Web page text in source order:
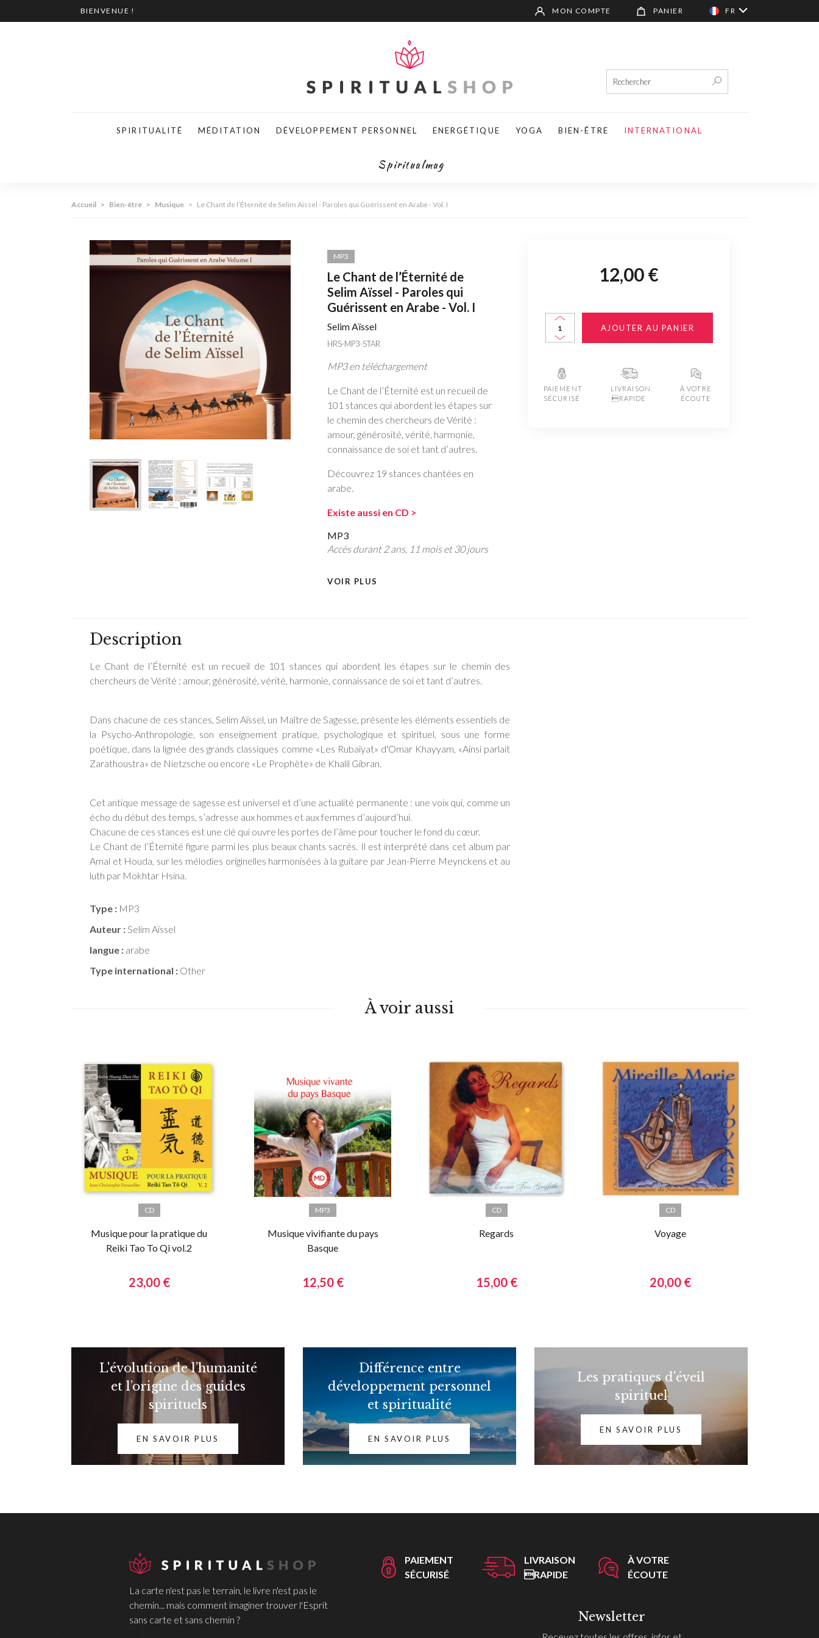
BIENVENUE ! MON COMPTE PANIER FR
SPIRITUALITÉ MÉDITATION DÉVELOPPEMENT PERSONNEL ENERGÉTIQUE YOGA BIEN-ÊTRE INTERNATIONAL
Spiritualmag
Accueil > Bien-être > Musique > Le Chant de l’Éternité de Selim Aïssel - Paroles qui Guérissent en Arabe - Vol. I
MP3
Le Chant de l’Éternité de
Selim Aïssel - Paroles qui
Guérissent en Arabe - Vol. I
Selim Aïssel
HRS-MP3-STAR
MP3 en téléchargement
Le Chant de l’Éternité est un recueil de
101 stances qui abordent les étapes sur
le chemin des chercheurs de Vérité :
amour, générosité, vérité, harmonie,
connaissance de soi et tant d’autres.
Découvrez 19 stances chantées en
arabe.
Existe aussi en CD >
MP3
Accès durant 2 ans, 11 mois et 30 jours
VOIR PLUS
12,00 €
AJOUTER AU PANIER
PAIEMENT
SÉCURISÉ
LIVRAISON
RAPIDE
À VOTRE
ÉCOUTE
Description
Le Chant de l’Éternité est un recueil de 101 stances qui abordent les étapes sur le chemin des
chercheurs de Vérité : amour, générosité, vérité, harmonie, connaissance de soi et tant d’autres.
Dans chacune de ces stances, Selim Aïssel, un Maître de Sagesse, présente les éléments essentiels de
la Psycho-Anthropologie, son enseignement pratique, psychologique et spirituel, sous une forme
poétique, dans la lignée des grands classiques comme «Les Rubaïyat» d'Omar Khayyam, «Ainsi parlait
Zarathoustra» de Nietzsche ou encore «Le Prophète» de Khalil Gibran.
Cet antique message de sagesse est universel et d’une actualité permanente : une voix qui, comme un
écho du début des temps, s’adresse aux hommes et aux femmes d’aujourd’hui.
Chacune de ces stances est une clé qui ouvre les portes de l’âme pour toucher le fond du cœur.
Le Chant de l’Éternité figure parmi les plus beaux chants sacrés. Il est interprété dans cet album par
Amal et Houda, sur les mélodies originelles harmonisées à la guitare par Jean-Pierre Meynckens et au
luth par Mokhtar Hsina.
Type : MP3
Auteur :Selim Aïssel
langue : arabe
Type international : Other
À voir aussi
CD
Musique pour la pratique du
Reiki Tao To Qi vol.2
23,00 €
MP3
Musique vivifiante du pays
Basque
12,50 €
CD
Regards
15,00 €
CD
Voyage
20,00 €
L'évolution de l’humanité
et l’origine des guides
spirituels
EN SAVOIR PLUS
Différence entre
développement personnel
et spiritualité
EN SAVOIR PLUS
Les pratiques d'éveil
spirituel
EN SAVOIR PLUS
La carte n'est pas le terrain, le livre n'est pas le
chemin... mais comment imaginer trouver l'Esprit
sans carte et sans chemin ?
PAIEMENT
SÉCURISÉ
LIVRAISON
RAPIDE
À VOTRE
ÉCOUTE
Newsletter